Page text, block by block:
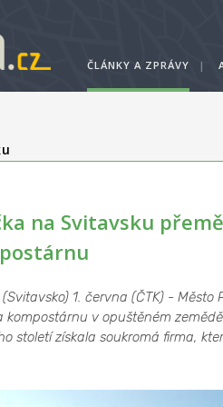
ČLÁNKY A ZPRÁVY |
na Svitavsku
(Svitavsko) 1. června (ČTK) -
kompostárnu v opuštěném
století získala soukromá firma,